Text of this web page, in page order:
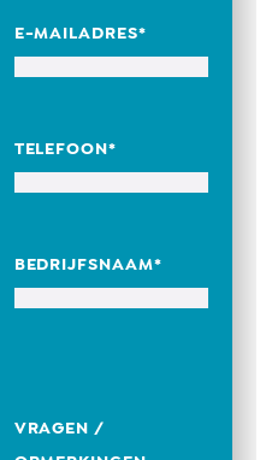
E-MAILADRES*
TELEFOON*
BEDRIJFSNAAM*
VRAGEN /